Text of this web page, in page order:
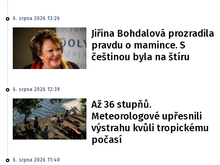
6. srpna 2026 13:26
Jiřina Bohdalová prozradila
pravdu o mamince. S
češtinou byla na štíru
6. srpna 2026 12:39
Až 36 stupňů.
Meteorologové upřesnili
výstrahu kvůli tropickému
počasí
6. srpna 2026 11:40